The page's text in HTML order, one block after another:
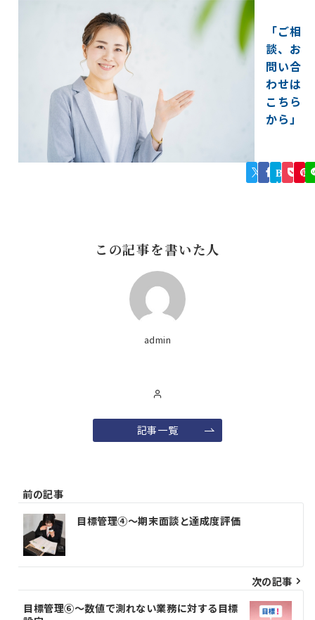
「ご相
談、お
問い合
わせは
こちら
から」
この記事を書いた人
admin
記事一覧
投
稿
ナ
ビ
ゲ
前の記事
目標管理④～期末面談と達成度評価
次の記事
目標管理⑥～数値で測れない業務に対する目標